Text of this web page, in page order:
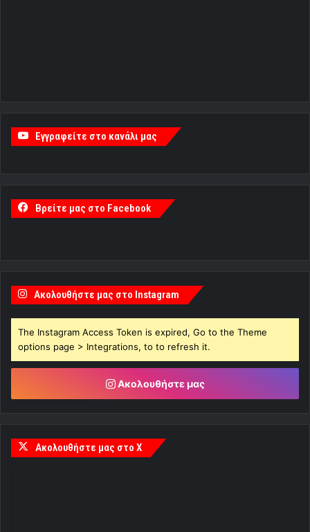
Εγγραφείτε στο κανάλι μας
Βρείτε μας στο Facebook
Ακολουθήστε μας στο Instagram
The Instagram Access Token is expired, Go to the Theme
options page > Integrations, to to refresh it.
Ακολουθήστε μας
Ακολουθήστε μας στο X